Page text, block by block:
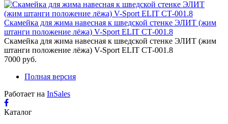
Скамейка для жима навесная к шведской стенке ЭЛИТ (жим
штанги положение лёжа) V-Sport ELIT СТ-001.8
Скамейка для жима навесная к шведской стенке ЭЛИТ (жим
штанги положение лёжа) V-Sport ELIT СТ-001.8
7000 руб.
Полная версия
Работает на InSales
Каталог